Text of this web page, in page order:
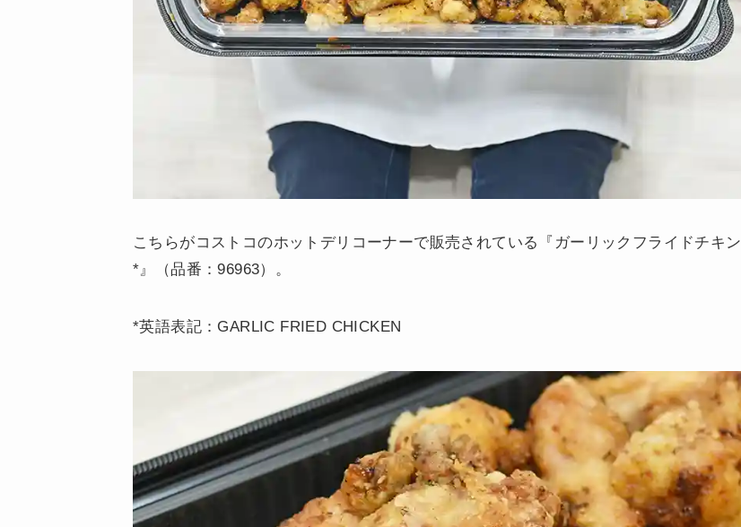
こちらがコストコのホットデリコーナーで販売されている『ガーリックフライドチキン
*』（品番：96963）。
*英語表記：GARLIC FRIED CHICKEN